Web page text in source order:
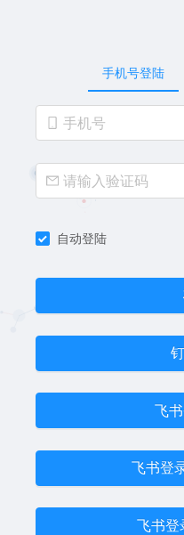
手机号登陆
自动登陆
飞
飞书登
飞书登